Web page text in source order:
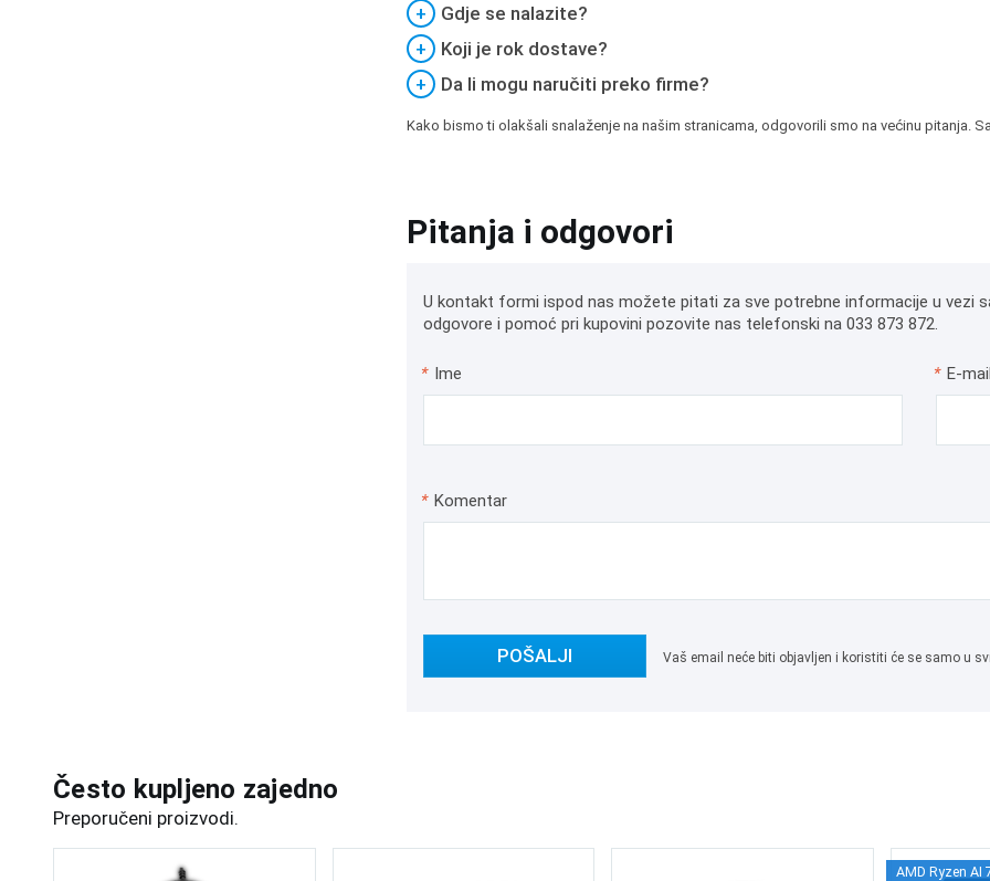
+
Gdje se nalazite?
+
Koji je rok dostave?
+
Da li mogu naručiti preko firme?
Kako bismo ti olakšali snalaženje na našim stranicama, odgovorili smo na većinu pitanja.
Pitanja i odgovori
U kontakt formi ispod nas možete pitati za sve potrebne informacije u vezi
odgovore i pomoć pri kupovini pozovite nas telefonski na 033 873 872.
* Ime * E-mail
* Komentar
POŠALJI Vaš email neće biti objavljen i koristiti će se samo u
Često kupljeno zajedno
Preporučeni proizvodi.
AMD Ryzen AI